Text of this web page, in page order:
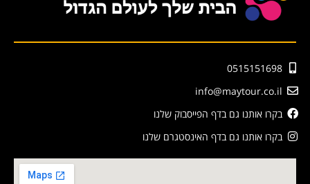
0515151698
info@maytour.co.il
בקרו אותנו גם בדף הפייסבוק שלנו
בקרו אותנו גם בדף האינסטגרם שלנו